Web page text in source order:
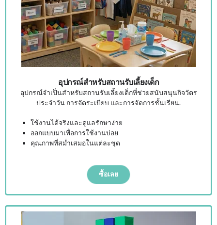
อุปกรณ์สำหรับสถานรับเลี้ยงเด็ก
อุปกรณ์จำเป็นสำหรับสถานรับเลี้ยงเด็กที่ช่วยสนับสนุนกิจวัตร
ประจำวัน การจัดระเบียบ และการจัดการชั้นเรียน.
ใช้งานได้จริงและดูแลรักษาง่าย
ออกแบบมาเพื่อการใช้งานบ่อย
คุณภาพที่สม่ำเสมอในแต่ละชุด
ซื้อเลย